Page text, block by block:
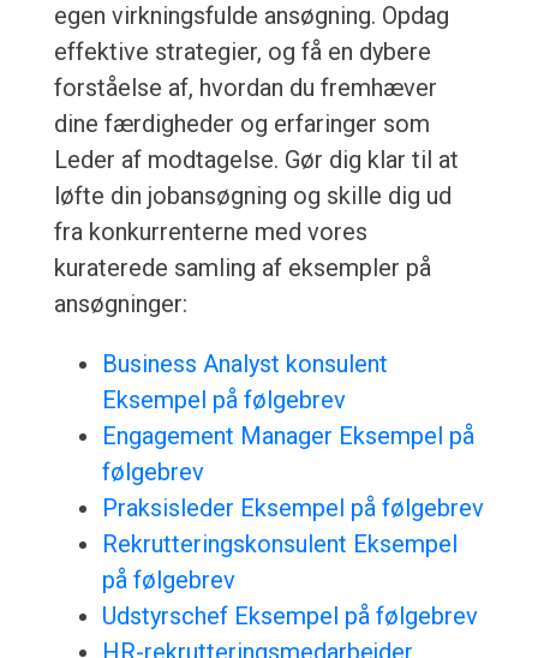
egen virkningsfulde ansøgning. Opdag
effektive strategier, og få en dybere
forståelse af, hvordan du fremhæver
dine færdigheder og erfaringer som
Leder af modtagelse. Gør dig klar til at
løfte din jobansøgning og skille dig ud
fra konkurrenterne med vores
kuraterede samling af eksempler på
ansøgninger:
Business Analyst konsulent
Eksempel på følgebrev
Engagement Manager Eksempel på
følgebrev
Praksisleder Eksempel på følgebrev
Rekrutteringskonsulent Eksempel
på følgebrev
Udstyrschef Eksempel på følgebrev
HR-rekrutteringsmedarbejder